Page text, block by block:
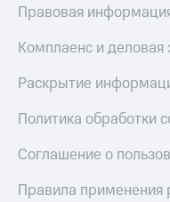
Правовая
Комплаенс и деловая
Раскрытие
Политика обработки
Соглашение о
Правила применения